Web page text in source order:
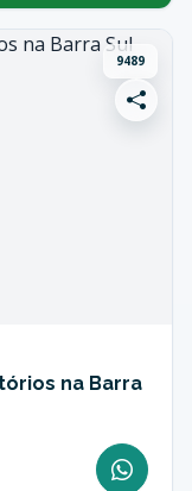
9489
na Barra